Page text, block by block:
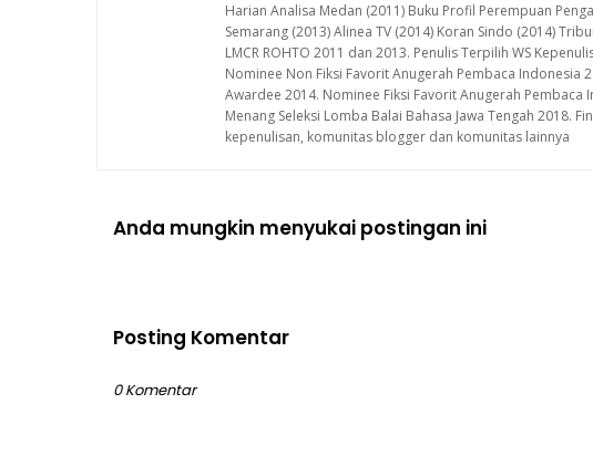
Harian Analisa Medan (2011) Buku Profil Perempuan
Semarang (2013) Alinea TV (2014) Koran Sindo (2014)
LMCR ROHTO 2011 dan 2013. Penulis Terpilih WS
Nominee Non Fiksi Favorit Anugerah Pembaca Indonesia
Awardee 2014. Nominee Fiksi Favorit Anugerah
Menang Seleksi Lomba Balai Bahasa Jawa Tengah 2018.
kepenulisan, komunitas blogger dan komunitas lainnya
Anda mungkin menyukai postingan ini
Posting Komentar
0 Komentar